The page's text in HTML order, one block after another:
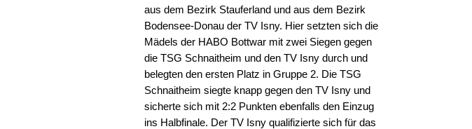
aus dem Bezirk Stauferland und aus dem Bezirk
Bodensee-Donau der TV Isny. Hier setzten sich die
Mädels der HABO Bottwar mit zwei Siegen gegen
die TSG Schnaitheim und den TV Isny durch und
belegten den ersten Platz in Gruppe 2. Die TSG
Schnaitheim siegte knapp gegen den TV Isny und
sicherte sich mit 2:2 Punkten ebenfalls den Einzug
ins Halbfinale. Der TV Isny qualifizierte sich für das